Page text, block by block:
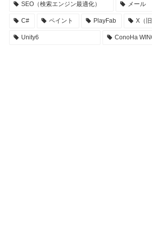
SEO（検索エンジン最適化） メール
C# ペイント PlayFab X（旧
Unity6 ConoHa